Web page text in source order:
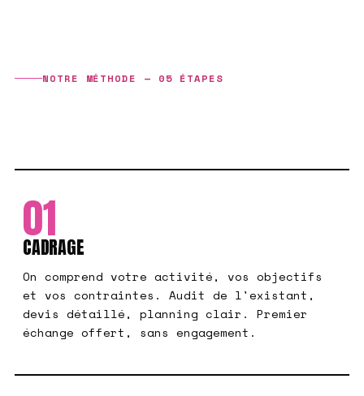
NOTRE MÉTHODE — 05 ÉTAPES
01
CADRAGE
On comprend votre activité, vos objectifs
et vos contraintes. Audit de l'existant,
devis détaillé, planning clair. Premier
échange offert, sans engagement.